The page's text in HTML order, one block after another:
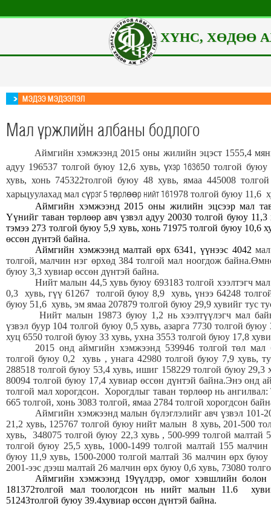
ХҮНС, ХӨДӨӨ
МЭДЭЭ МЭДЭЭЛЭЛ
Мал үржлийн албаны бодлого
Аймгийн хэмжээнд 201 5 оны жилийн эцэст 1 555,4
адуу 196537 толгой буюу 12,6 хувь, үхэр 163650 толгой буюу
хувь, хонь 745322толгой буюу 48 хувь, ямаа 445008
харьцуулахад мал сүрэг 5 төрлөөр нийт 161978 толгой буюу 11,6
Аймгийн хэмжээнд 2015 оны жилийн эцсээр мал
Үүнийг таван төрлөөр авч үзвэл адуу 20030 толгой буюу 11,3
тэмээ 273 толгой буюу 5,9 хувь, хонь 71975толгой буюу 10,6
өссөн дүнтэй байна.
Аймгийн хэмжээнд малтай өрх 6341, үүнээс 4042
толгой, малчин нэг өрхөд 384 толгой мал ноогдож
буюу 3,3 хувиар өссөн дүнтэй байна.
Нийт малын 44,5 хувь буюу 693183 толгой хээлтэгч
0,3 хувь, гүү 61267 толгой буюу 8,9 хувь, үнээ 64248
буюу 51,6 хувь, эм ямаа 207879 толгой буюу 29,9 хувийг тус
Нийт малын 19873 буюу 1,2 нь хээлтүүлэгч мал
үзвэл буур 104 толгой буюу 0,5 хувь, азарга 7730 толгой
хуц 6550 толгой буюу 33 хувь, ухна 3553 толгой буюу 17,8
2015 онд аймгийн хэмжээнд 539946 толгой төл мал
толгой буюу 0,2 хувь , унага 42980 толгой буюу 7,9 хувь,
288518 толгой буюу 53,4 хувь, ишиг 158229 толгой буюу 29,3
80094 толгой буюу 17,4 хувиар өссөн дүнтэй байна.Энэ онд
толгой мал хорогдсон.
Хорогдлыг таван төрлөөр нь
665 толгой, хонь 3083 толгой, ямаа 2784 толгой хорогдсон
Аймгийн хэмжээнд малын бүлэглэлийг авч үзвэл 101-
21,2 хувь, 125767 толгой буюу нийт малын 8 хувь, 201-500
хувь, 348075 толгой буюу 22,3 хувь , 500-999 толгой
толгой буюу 25,5 хувь, 1000-1499 толгой малтай 155
буюу 11,9 хувь, 1500-2000 толгой малтай 36 малчин өрх
2001-ээс дээш малтай 26 малчин өрх буюу 0,6 хувь, 73080
Аймгийн хэмжээнд 19үүлдэр, омог хэвшлийн
181372толгой мал тоологдсон нь нийт малын 11.6
51243толгой буюу 39.4хувиар өссөн дүнтэй байна.